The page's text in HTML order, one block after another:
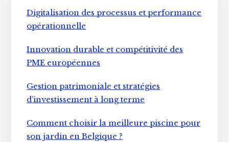
Digitalisation des processus et performance
opérationnelle
Innovation durable et compétitivité des
PME européennes
Gestion patrimoniale et stratégies
d’investissement à long terme
Comment choisir la meilleure piscine pour
son jardin en Belgique ?